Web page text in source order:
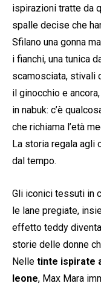
ispirazioni tratte da
spalle decise che
Sfilano una gonna
i fianchi, una tunica
scamosciata, stivali
il ginocchio e
in nabuk: c’è
che richiama l’età
La storia regala agli
dal tempo.
Gli iconici tessuti in
le lane pregiate,
effetto teddy
storie delle donne
Nelle tinte ispirate
leone, Max Mara